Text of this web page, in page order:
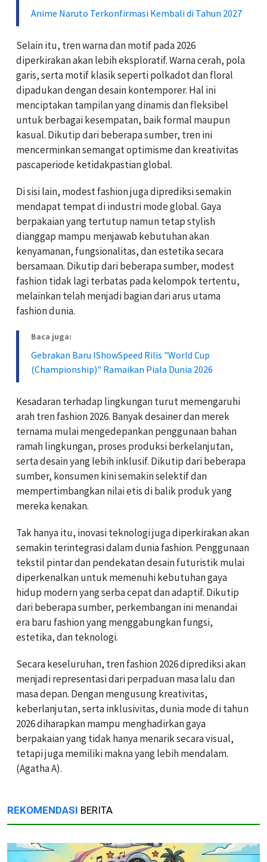
Anime Naruto Terkonfirmasi Kembali di Tahun 2027
Selain itu, tren warna dan motif pada 2026
diperkirakan akan lebih eksploratif. Warna cerah, pola
garis, serta motif klasik seperti polkadot dan floral
dipadukan dengan desain kontemporer. Hal ini
menciptakan tampilan yang dinamis dan fleksibel
untuk berbagai kesempatan, baik formal maupun
kasual. Dikutip dari beberapa sumber, tren ini
mencerminkan semangat optimisme dan kreativitas
pascaperiode ketidakpastian global.
Di sisi lain, modest fashion juga diprediksi semakin
mendapat tempat di industri mode global. Gaya
berpakaian yang tertutup namun tetap stylish
dianggap mampu menjawab kebutuhan akan
kenyamanan, fungsionalitas, dan estetika secara
bersamaan. Dikutip dari beberapa sumber, modest
fashion tidak lagi terbatas pada kelompok tertentu,
melainkan telah menjadi bagian dari arus utama
fashion dunia.
Baca juga:
Gebrakan Baru IShowSpeed Rilis "World Cup
(Championship)" Ramaikan Piala Dunia 2026
Kesadaran terhadap lingkungan turut memengaruhi
arah tren fashion 2026. Banyak desainer dan merek
ternama mulai mengedepankan penggunaan bahan
ramah lingkungan, proses produksi berkelanjutan,
serta desain yang lebih inklusif. Dikutip dari beberapa
sumber, konsumen kini semakin selektif dan
mempertimbangkan nilai etis di balik produk yang
mereka kenakan.
Tak hanya itu, inovasi teknologi juga diperkirakan akan
semakin terintegrasi dalam dunia fashion. Penggunaan
tekstil pintar dan pendekatan desain futuristik mulai
diperkenalkan untuk memenuhi kebutuhan gaya
hidup modern yang serba cepat dan adaptif. Dikutip
dari beberapa sumber, perkembangan ini menandai
era baru fashion yang menggabungkan fungsi,
estetika, dan teknologi.
Secara keseluruhan, tren fashion 2026 diprediksi akan
menjadi representasi dari perpaduan masa lalu dan
masa depan. Dengan mengusung kreativitas,
keberlanjutan, serta inklusivitas, dunia mode di tahun
2026 diharapkan mampu menghadirkan gaya
berpakaian yang tidak hanya menarik secara visual,
tetapi juga memiliki makna yang lebih mendalam.
(Agatha A).
REKOMENDASI BERITA